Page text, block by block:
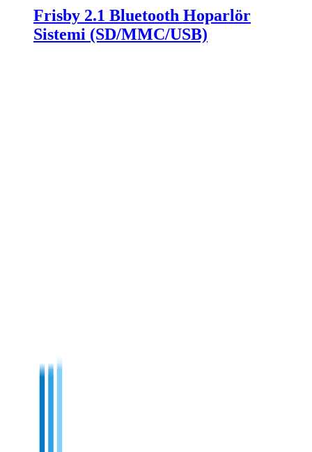
Frisby 2.1 Bluetooth Hoparlör
Sistemi (SD/MMC/USB)